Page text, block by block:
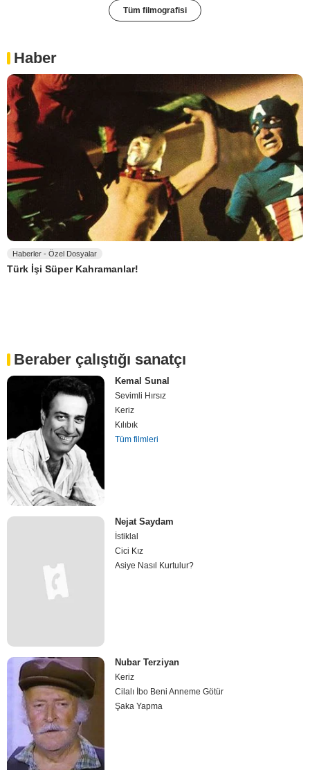
Tüm filmografisi
Haber
Haberler - Özel Dosyalar
Türk İşi Süper Kahramanlar!
Beraber çalıştığı sanatçı
Kemal Sunal
Sevimli Hırsız
Keriz
Kılıbık
Tüm filmleri
Nejat Saydam
İstiklal
Cici Kız
Asiye Nasıl Kurtulur?
Nubar Terziyan
Keriz
Cilalı İbo Beni Anneme Götür
Şaka Yapma